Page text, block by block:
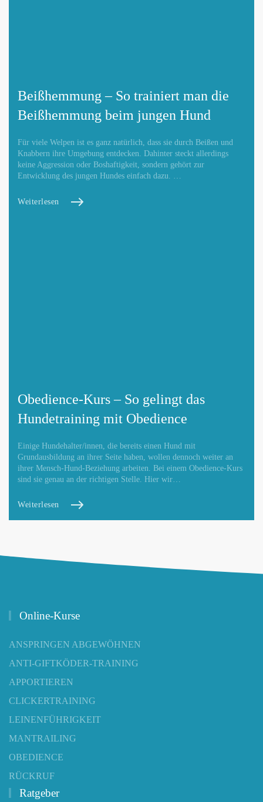
Beißhemmung – So trainiert man die
Beißhemmung beim jungen Hund
Für viele Welpen ist es ganz natürlich, dass sie durch Beißen und
Knabbern ihre Umgebung entdecken. Dahinter steckt allerdings
keine Aggression oder Boshaftigkeit, sondern gehört zur
Entwicklung des jungen Hundes einfach dazu. …
Weiterlesen
Obedience-Kurs – So gelingt das
Hundetraining mit Obedience
Einige Hundehalter/innen, die bereits einen Hund mit
Grundausbildung an ihrer Seite haben, wollen dennoch weiter an
ihrer Mensch-Hund-Beziehung arbeiten. Bei einem Obedience-Kurs
sind sie genau an der richtigen Stelle. Hier wir…
Weiterlesen
Online-Kurse
ANSPRINGEN ABGEWÖHNEN
ANTI-GIFTKÖDER-TRAINING
APPORTIEREN
CLICKERTRAINING
LEINENFÜHRIGKEIT
MANTRAILING
OBEDIENCE
RÜCKRUF
Ratgeber